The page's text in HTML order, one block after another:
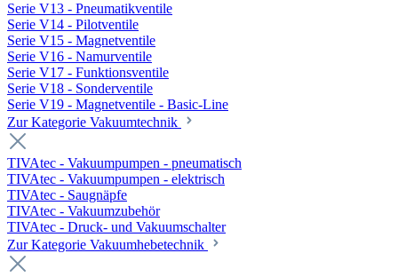
Serie V13 - Pneumatikventile
Serie V14 - Pilotventile
Serie V15 - Magnetventile
Serie V16 - Namurventile
Serie V17 - Funktionsventile
Serie V18 - Sonderventile
Serie V19 - Magnetventile - Basic-Line
Zur Kategorie Vakuumtechnik
TIVAtec - Vakuumpumpen - pneumatisch
TIVAtec - Vakuumpumpen - elektrisch
TIVAtec - Saugnäpfe
TIVAtec - Vakuumzubehör
TIVAtec - Druck- und Vakuumschalter
Zur Kategorie Vakuumhebetechnik